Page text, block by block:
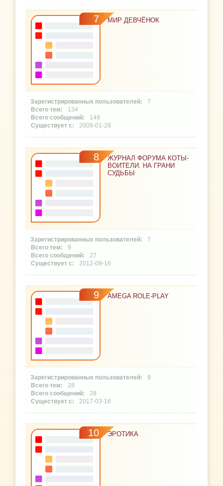
7 МИР ДЕВЧЁНОК
7
134
149
2009-01-28
8
ЖУРНАЛ ФОРУМА КОТЫ-
ВОИТЕЛИ. НА ГРАНИ
СУДЬБЫ
7
9
27
2012-09-16
9 AMEGA ROLE-PLAY
9
28
28
2017-03-16
10 ЭРОТИКА